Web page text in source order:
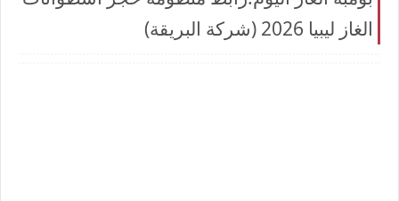
الغاز ليبيا 2026 (شركة البريقة)